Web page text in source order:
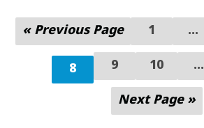
« Previous Page 1 …
8 9 10 ...
Next Page »